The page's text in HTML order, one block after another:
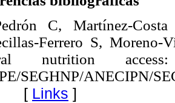
C, Martínez-
Ferrero S, Moreno-
nutrition
SEGHNP/
Links ]